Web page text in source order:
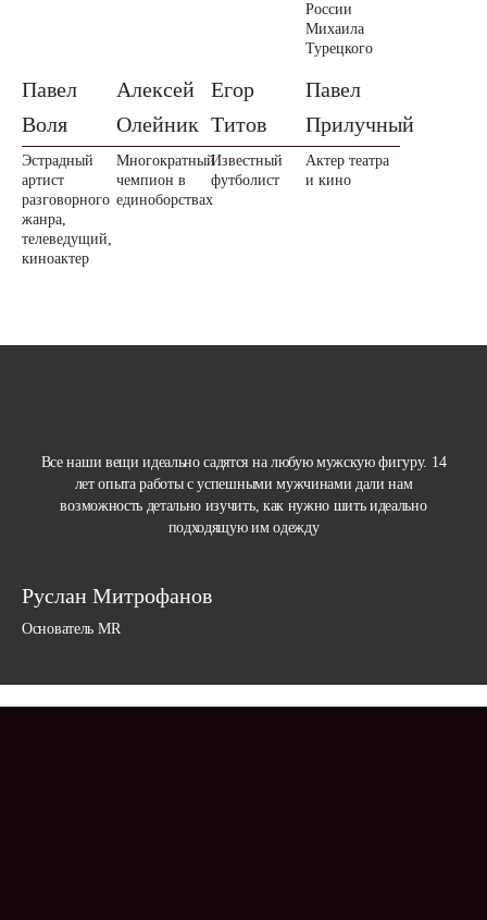
России
Михаила
Турецкого
Павел
Воля
Эстрадный
артист
разговорного
жанра,
телеведущий,
киноактер
Алексей
Олейник
Многократный
чемпион в
единоборствах
Егор
Титов
Известный
футболист
Павел
Прилучный
Актер театра
и кино
Руслан Митрофанов
Основатель MR
Все наши вещи идеально садятся на любую мужскую фигуру. 14
лет опыта работы с успешными мужчинами дали нам
возможность детально изучить, как нужно шить идеально
подходящую им одежду